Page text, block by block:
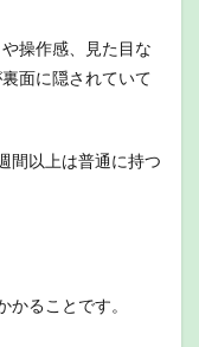
操作感、見た目な
面に隠されていて
間以上は普通に持つ
ることです。